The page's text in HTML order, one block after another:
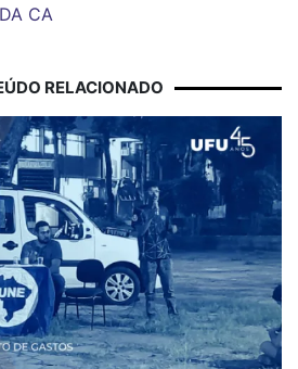
DA CA
RELACIONADO